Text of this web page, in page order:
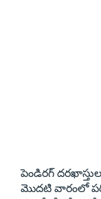
పెండిరగ్‌
మొదటి వారంలో